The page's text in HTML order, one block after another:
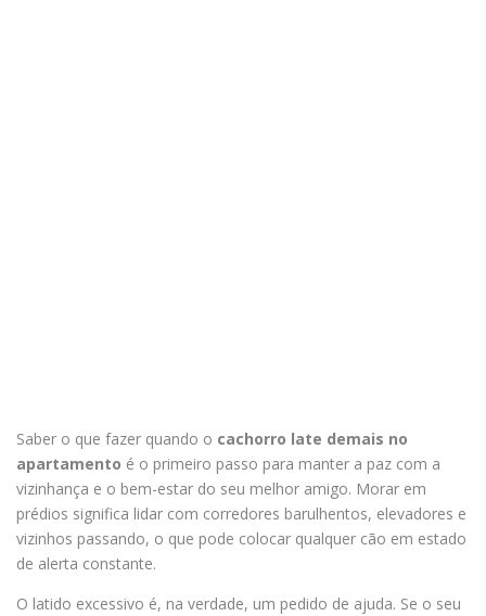
Saber o que fazer quando o cachorro late demais no
apartamento é o primeiro passo para manter a paz com a
vizinhança e o bem-estar do seu melhor amigo. Morar em
prédios significa lidar com corredores barulhentos, elevadores e
vizinhos passando, o que pode colocar qualquer cão em estado
de alerta constante.
O latido excessivo é, na verdade, um pedido de ajuda. Se o seu